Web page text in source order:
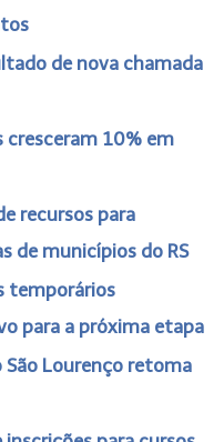
de nova chamada
cresceram 10% em
recursos para
de municípios do RS
temporários
para a próxima etapa
Lourenço retoma